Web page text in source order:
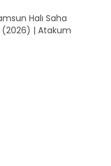
Halı Saha
(2026) | Atakum